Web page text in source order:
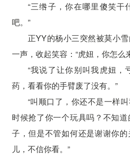
“三绺子，你在哪里傻笑干
吧。”
正YY的杨小三突然被莫小
一声，收起笑容：“虎妞，你怎么
“我说了让你别叫我虎妞，
药，看看你的手臂废了没有。”
“叫顺口了，你还不是一样
时候抢了你一个玩具吗？不知
子，但是不管如何还是谢谢你
儿，不信你看。”